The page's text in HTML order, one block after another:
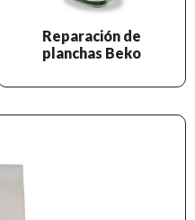
Reparación de
planchas Beko